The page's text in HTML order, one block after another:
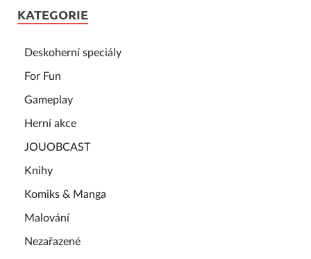
KATEGORIE
Deskoherní speciály
For Fun
Gameplay
Herní akce
JOUOBCAST
Knihy
Komiks & Manga
Malování
Nezařazené